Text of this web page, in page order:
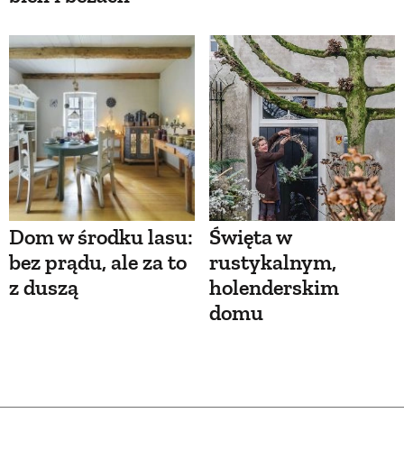
Dom w środku lasu:
bez prądu, ale za to
z duszą
Święta w
rustykalnym,
holenderskim
domu